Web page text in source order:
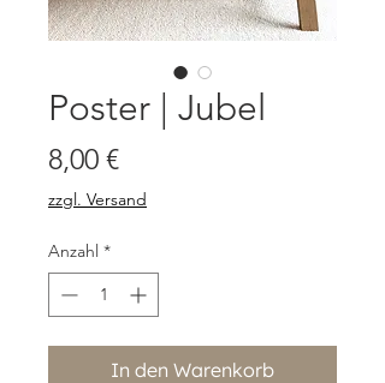
Poster | Jubel
8,00 €Preis
zzgl. Versand
Anzahl *
In den Warenkorb